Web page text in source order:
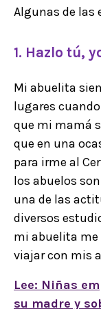
Algunas de las
1. Hazlo tú,
Mi abuelita
lugares
que mi mamá
que en una
para irme al
los abuelos
una de las
diversos
mi abuelita me
viajar con mis
Lee: Niñas
su madre y